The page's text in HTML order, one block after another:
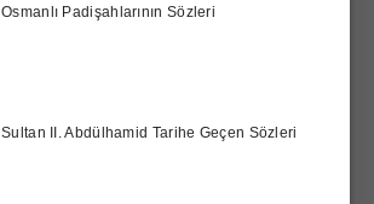
Osmanlı Padişahlarının Sözleri
Sultan II. Abdülhamid Tarihe Geçen Sözleri